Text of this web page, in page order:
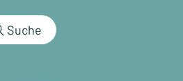
Suche